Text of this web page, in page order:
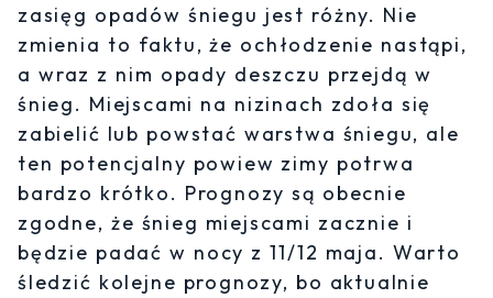
zasięg opadów śniegu jest różny. Nie
zmienia to faktu, że ochłodzenie nastąpi,
a wraz z nim opady deszczu przejdą w
śnieg. Miejscami na nizinach zdoła się
zabielić lub powstać warstwa śniegu, ale
ten potencjalny powiew zimy potrwa
bardzo krótko. Prognozy są obecnie
zgodne, że śnieg miejscami zacznie i
będzie padać w nocy z 11/12 maja. Warto
śledzić kolejne prognozy, bo aktualnie